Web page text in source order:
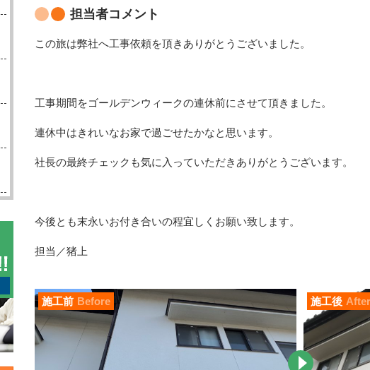
担当者コメント
この旅は弊社へ工事依頼を頂きありがとうございました。
工事期間をゴールデンウィークの連休前にさせて頂きました。
連休中はきれいなお家で過ごせたかなと思います。
社長の最終チェックも気に入っていただきありがとうございます。
今後とも末永いお付き合いの程宜しくお願い致します。
担当／猪上
施工前 Before 施工後 After